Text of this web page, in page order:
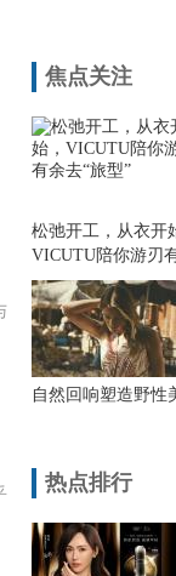
焦点关注
松弛开工，从衣开
VICUTU陪你游刃
去“旅型”
自然回响塑造野性
热点排行